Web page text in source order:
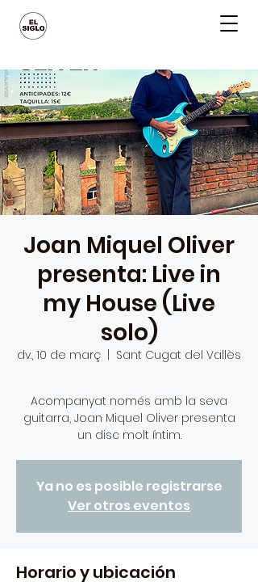
Joan Miquel Oliver
presenta: Live in
my House (Live
solo)
dv., 10 de març Sant Cugat del Vallès
Acompanyat només amb la seva
guitarra, Joan Miquel Oliver presenta
un disc molt íntim.
Ya no es posible registrarse
Ver otros eventos
Horario y ubicación